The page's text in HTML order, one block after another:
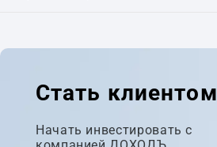
Стать клиентом
Начать инвестировать с